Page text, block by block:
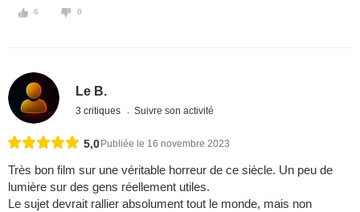
6 0
Le B.
3 critiques Suivre son activité
5,0 Publiée le 16 novembre 2023
Très bon film sur une véritable horreur de ce siècle. Un peu de
lumière sur des gens réellement utiles.
Le sujet devrait rallier absolument tout le monde, mais non